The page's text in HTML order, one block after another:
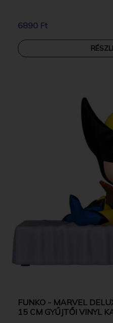
6890 Ft
FUNKO - MARVEL
15 CM GYŰJTŐI VINYL